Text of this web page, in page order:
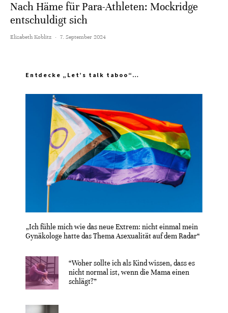
Nach Häme für Para-Athleten: Mockridge
entschuldigt sich
Elisabeth Koblitz · 7. September 2024
Entdecke „Let’s talk taboo“…
„Ich fühle mich wie das neue Extrem: nicht einmal mein
Gynäkologe hatte das Thema Asexualität auf dem Radar“
“Woher sollte ich als Kind wissen, dass es
nicht normal ist, wenn die Mama einen
schlägt?”